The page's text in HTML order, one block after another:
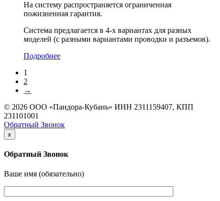
На систему распространяется ограниченная
пожизненная гарантия.
Система предлагается в 4-х вариантах для разных
моделей (с разными вариантами проводки и разъемов).
Подробнее
1
2
→
© 2026 ООО «Пандора-Кубань» ИНН 2311159407, КПП
231101001
Обратный Звонок
x
Обратный Звонок
Ваше имя (обязательно)